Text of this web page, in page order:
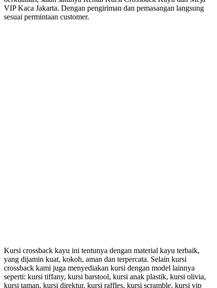
VIP Kaca Jakarta. Dengan pengiriman dan pemasangan langsung
sesuai permintaan customer.
Kursi crossback kayu ini tentunya dengan material kayu terbaik,
yang dijamin kuat, kokoh, aman dan terpercata. Selain kursi
crossback kami juga menyediakan kursi dengan model lainnya
seperti: kursi tiffany, kursi barstool, kursi anak plastik, kursi olivia,
kursi taman, kursi direktur, kursi raffles, kursi scramble, kursi vip